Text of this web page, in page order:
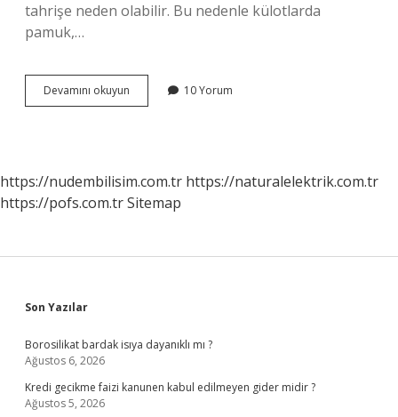
tahrişe neden olabilir. Bu nedenle külotlarda
pamuk,…
Devamını okuyun
Çamaşırı
10 Yorum
https://nudembilisim.com.tr https://naturalelektrik.com.tr
https://pofs.com.trSitemap
Sidebar
Son Yazılar
Borosilikat bardak isıya dayanıklı mı ?
Ağustos 6, 2026
Kredi gecikme faizi kanunen kabul edilmeyen gider midir ?
Ağustos 5, 2026